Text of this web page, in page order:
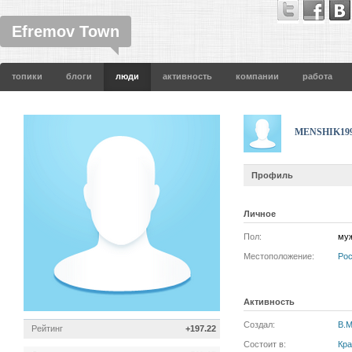
Efremov Town
топики блоги люди активность компании работа
Профиль
Личное
Пол:
Местоположение:
Активность
Создал:
Состоит в:
Рейтинг +197.22